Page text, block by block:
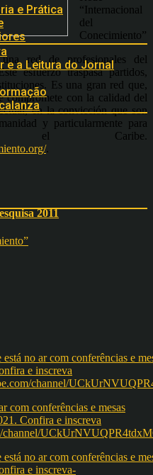
e Prática
e a Leitura do Jornal
“Internacional
del
Conecimiento”
red de profesionales del
esfuerzo traspasa partidos,
Es una gran red que,
compromete con la calidad del
en la convicción que son
y particularmente para
y el Caribe.
.
2011
com conferências e mesas
Confira e inscreva
channel/